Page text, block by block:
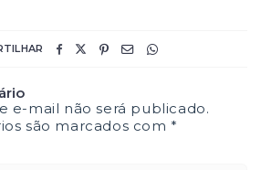
e-mail não será publicado.
são marcados com*